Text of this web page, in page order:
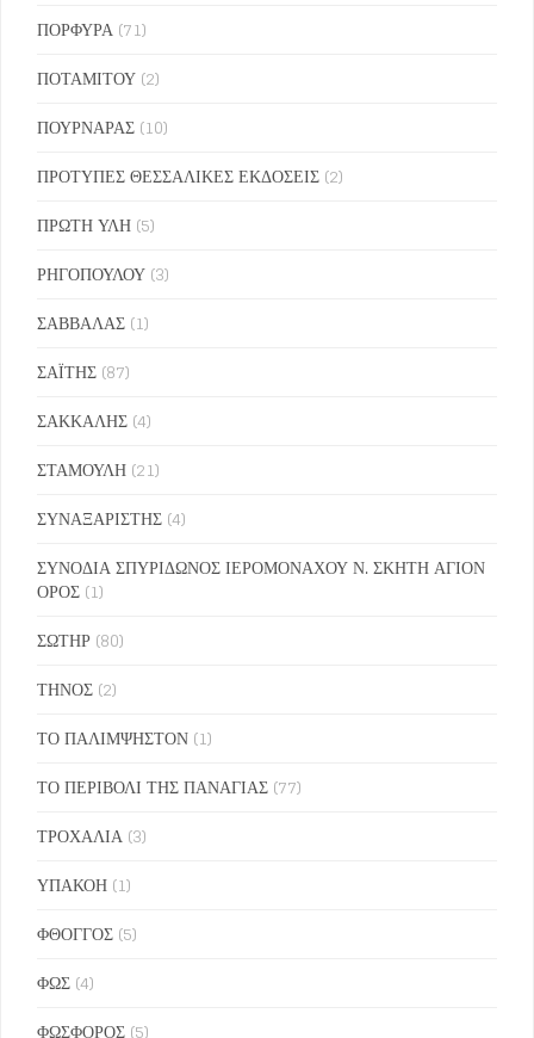
ΠΟΡΦΥΡΑ (71)
ΠΟΤΑΜΙΤΟΥ (2)
ΠΟΥΡΝΑΡΑΣ (10)
ΠΡΟΤΥΠΕΣ ΘΕΣΣΑΛΙΚΕΣ ΕΚΔΟΣΕΙΣ (2)
ΠΡΩΤΗ ΥΛΗ (5)
ΡΗΓΟΠΟΥΛΟΥ (3)
ΣΑΒΒΑΛΑΣ (1)
ΣΑΪΤΗΣ (87)
ΣΑΚΚΑΛΗΣ (4)
ΣΤΑΜΟΥΛΗ (21)
ΣΥΝΑΞΑΡΙΣΤΗΣ (4)
ΣΥΝΟΔΙΑ ΣΠΥΡΙΔΩΝΟΣ ΙΕΡΟΜΟΝΑΧΟΥ Ν. ΣΚΗΤΗ ΑΓΙΟΝ
ΟΡΟΣ (1)
ΣΩΤΗΡ (80)
ΤΗΝΟΣ (2)
ΤΟ ΠΑΛΙΜΨΗΣΤΟΝ (1)
ΤΟ ΠΕΡΙΒΟΛΙ ΤΗΣ ΠΑΝΑΓΙΑΣ (77)
ΤΡΟΧΑΛΙΑ (3)
ΥΠΑΚΟΗ (1)
ΦΘΟΓΓΟΣ (5)
ΦΩΣ (4)
ΦΩΣΦΟΡΟΣ (5)